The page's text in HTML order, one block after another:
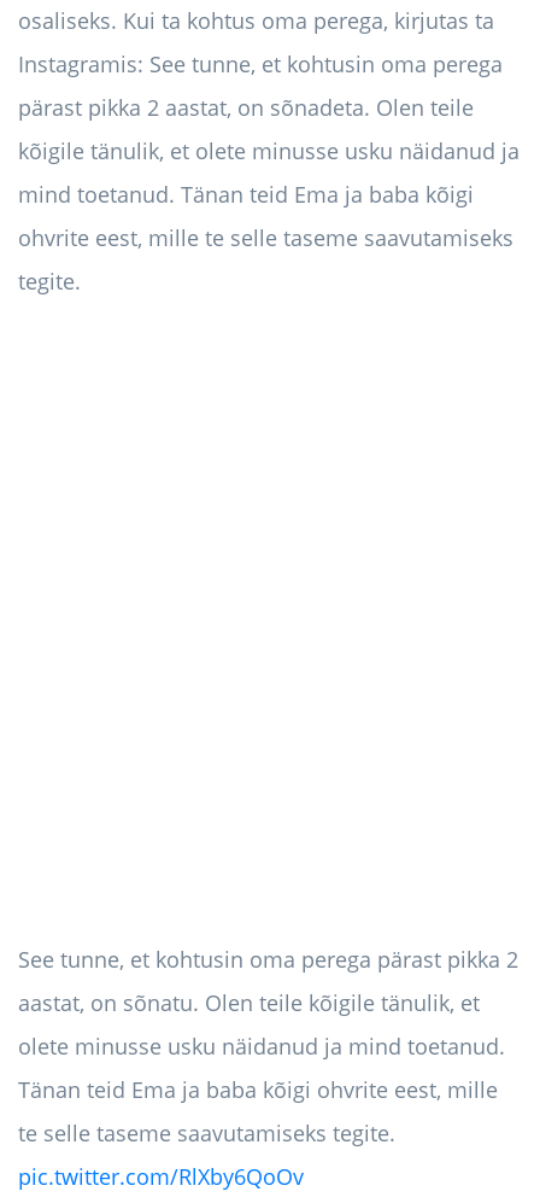
osaliseks. Kui ta kohtus oma perega, kirjutas ta
Instagramis: See tunne, et kohtusin oma perega
pärast pikka 2 aastat, on sõnadeta. Olen teile
kõigile tänulik, et olete minusse usku näidanud ja
mind toetanud. Tänan teid Ema ja baba kõigi
ohvrite eest, mille te selle taseme saavutamiseks
tegite.
See tunne, et kohtusin oma perega pärast pikka 2
aastat, on sõnatu. Olen teile kõigile tänulik, et
olete minusse usku näidanud ja mind toetanud.
Tänan teid Ema ja baba kõigi ohvrite eest, mille
te selle taseme saavutamiseks tegite.
pic.twitter.com/RlXby6QoOv